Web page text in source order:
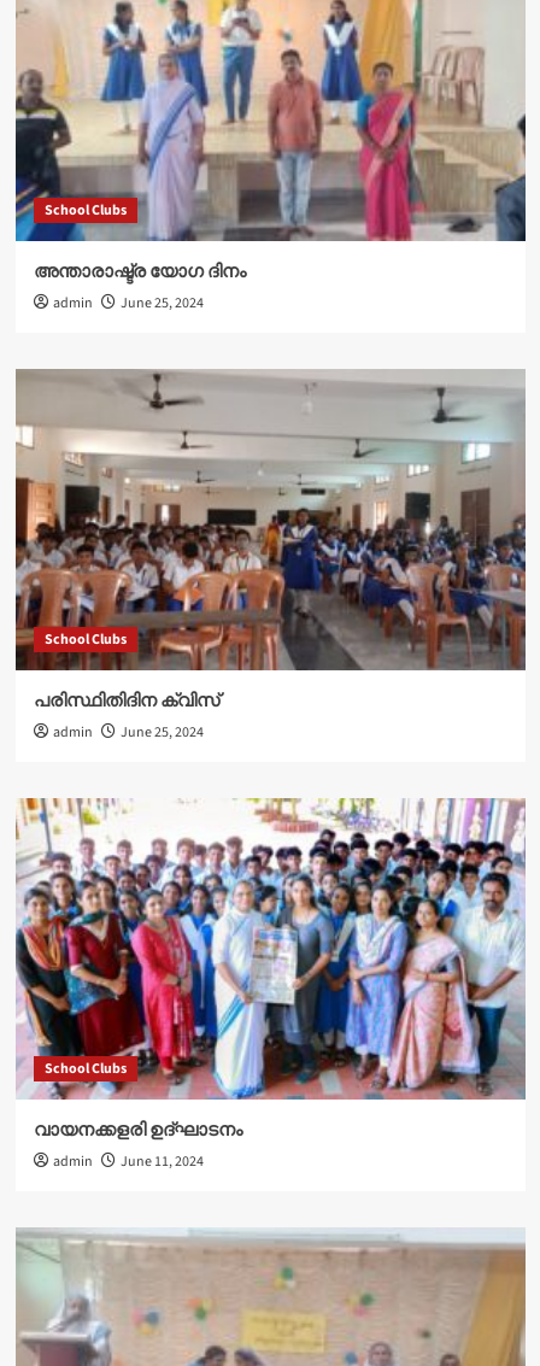
School Clubs
അന്താരാഷ്ട്ര യോഗ ദിനം
admin June 25, 2024
School Clubs
പരിസ്ഥിതിദിന ക്വിസ്
admin June 25, 2024
School Clubs
വായനക്കളരി ഉദ്‌ഘാടനം
admin June 11, 2024